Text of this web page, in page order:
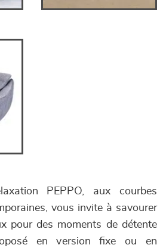
PEPPO, aux courbes
vous invite à savourer
pour des moments de détente
en version fixe ou en